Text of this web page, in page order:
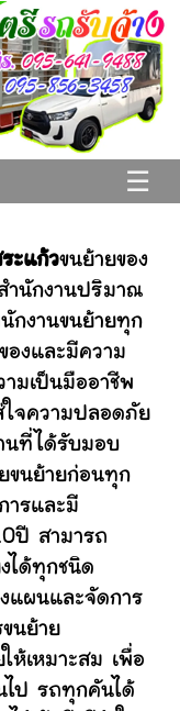
☰
ะแก้วขนย้ายของ
ำนักงานปริมาณ
กงานขนย้ายทุก
องและมีความ
ามเป็นมืออาชีพ
ใจความปลอดภัย
นที่ได้รับมอบ
ขนย้ายก่อนทุก
ารและมี
ปี สามารถ
ได้ทุกชนิด
แผนและจัดการ
นย้าย
ห้เหมาะสม เพื่อ
ไป รถทุกคันได้